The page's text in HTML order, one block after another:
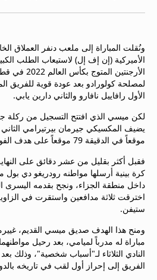
اتصل بنا
beIN CONNECT
beIN MEDIA GROUP
ترددات beIN SPORTS
دليل التلفاز
احصل على beIN
معلومات عن هذا الموقع
ونُقلت المباراة إلى ملعب دنفر العملاق
الأميركية (إن إف إل) لاستيعاب الطلب
الأرجنتين
الأول رافاييل نافارو والثاني دارين يابي.
موقعاً في الدقيقة 79 موقعاً على هدف الفوز.
فقبل أكثر بقليل من عشر دقائق على
كرة بينية أرسلها مواطنه رودريغو دي بول
داخل منطقة الجزاء، ونجح بقدمه
اخترقت ثلاثة مدافعين واستقرت في
ستيفن.
ومنح هذا الهدف صديق ميسي القديم،
مباراة له مدرباً لميامي، بعد رحيل
النادي الثلاثاء لـ"أسباب شخصية"، وذلك
الفريق إلى إحراز أول لقب في تاريخه